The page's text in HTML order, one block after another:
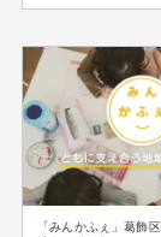
「みんかふぇ」葛飾